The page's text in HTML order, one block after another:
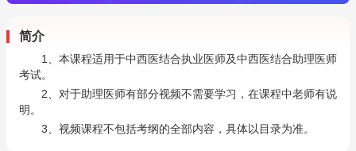
简介
1、本课程适用于中西医结合执业医师及中西医结合助理医师
考试。
2、对于助理医师有部分视频不需要学习，在课程中老师有说
明。
3、视频课程不包括考纲的全部内容，具体以目录为准。